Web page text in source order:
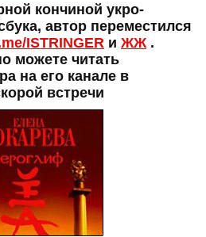
кончиной укро-
автор переместился
ISTRINGER и ЖЖ .
можете читать
на его канале в
встречи